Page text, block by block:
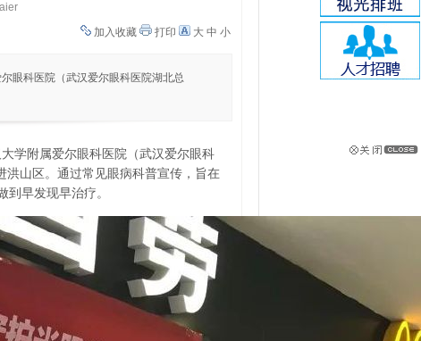
加入收藏
打印 大 中 小
眼科医院（武汉爱尔眼科医院湖北总
学附属爱尔眼科医院（武汉爱尔眼科
洪山区。通过常见眼病科普宣传，旨在
早发现早治疗。